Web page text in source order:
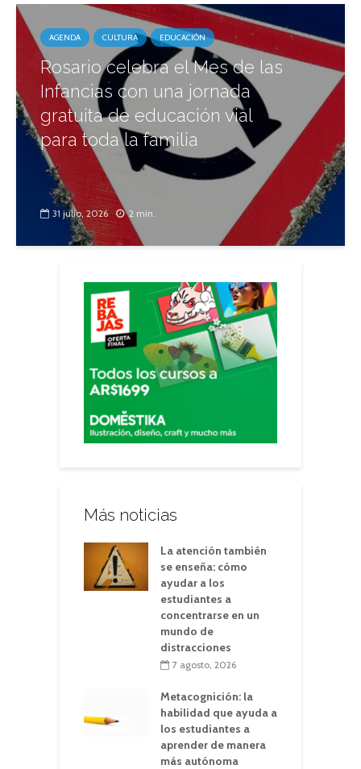
AGENDA CULTURA EDUCACIÓN
Rosario celebra el Mes de las
Infancias con una jornada
gratuita de educación vial
para toda la familia
31 julio, 2026 2 min.
Más noticias
La atención también
se enseña: cómo
ayudar a los
estudiantes a
concentrarse en un
mundo de
distracciones
7 agosto, 2026
Metacognición: la
habilidad que ayuda a
los estudiantes a
aprender de manera
más autónoma